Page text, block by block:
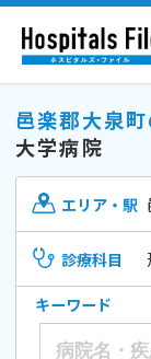
邑楽郡大泉
大学病院
エリア・駅
診療科目
キーワード